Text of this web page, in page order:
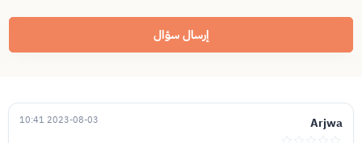
إرسال سؤال
Arjwa
2023-08-03 10:41